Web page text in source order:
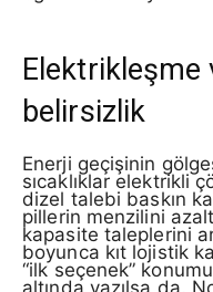
Elektrikleşme
belirsizlik
Enerji geçişinin
sıcaklıklar elektrikli
dizel talebi baskın
pillerin menzilini
kapasite taleplerini
boyunca kıt lojistik
“ilk seçenek”
altında yazılsa da,